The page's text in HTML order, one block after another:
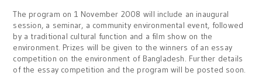
The program on 1 November 2008 will include an inaugural
session, a seminar, a community environmental event, followed
by a traditional cultural function and a film show on the
environment. Prizes will be given to the winners of an essay
competition on the environment of Bangladesh. Further details
of the essay competition and the program will be posted soon.